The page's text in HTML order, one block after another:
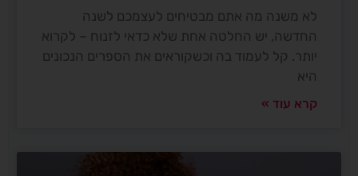
לא משנה מה אתם מבטיחים לעצמכם לשנה
החדשה, יש החלטה אחת שלא כדאי לזנוח – לקרוא
יותר. קל לעמוד בה וכשקוראים את הספרים הנכונים
קרא עוד »